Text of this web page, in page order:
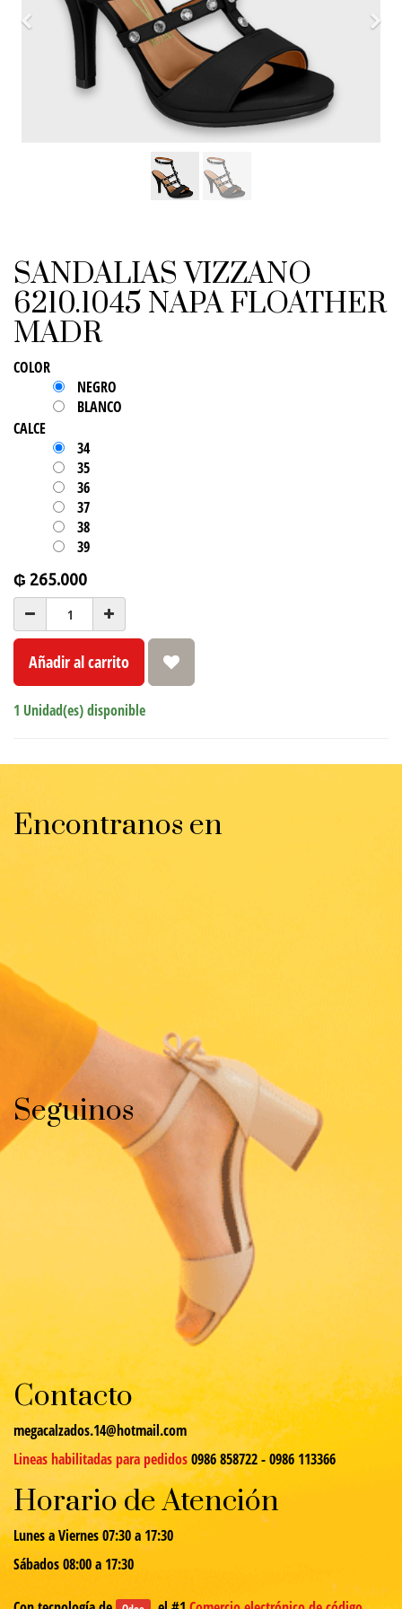
Previo
SANDALIAS VIZZANO
6210.1045 NAPA FLOATHER
MADR
COLOR
NEGRO
BLANCO
CALCE
34
35
36
37
38
39
₲ 265.000
Añadir al carrito
1 Unidad(es) disponible
Encontranos en
Seguinos
Contacto
megacalzados.14@hotmail.com
Lineas habilitadas para pedidos0986 858722 - 0986 113366
Horario de Atención
Lunes a Viernes 07:30 a 17:30
Sábados 08:00 a 17:30